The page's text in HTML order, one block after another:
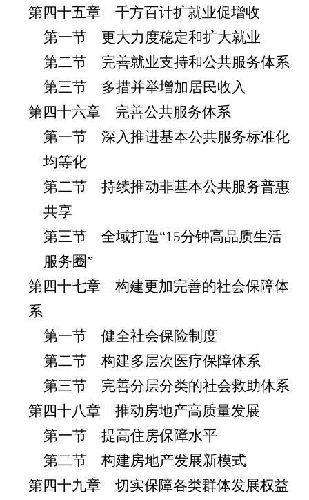
第四十五章 千方百计扩就业促增收
第一节 更大力度稳定和扩大就业
第二节 完善就业支持和公共服务体系
第三节 多措并举增加居民收入
第四十六章 完善公共服务体系
第一节 深入推进基本公共服务标准化
均等化
第二节 持续推动非基本公共服务普惠
共享
第三节 全域打造“15分钟高品质生活
服务圈”
第四十七章 构建更加完善的社会保障体
系
第一节 健全社会保险制度
第二节 构建多层次医疗保障体系
第三节 完善分层分类的社会救助体系
第四十八章 推动房地产高质量发展
第一节 提高住房保障水平
第二节 构建房地产发展新模式
第四十九章 切实保障各类群体发展权益